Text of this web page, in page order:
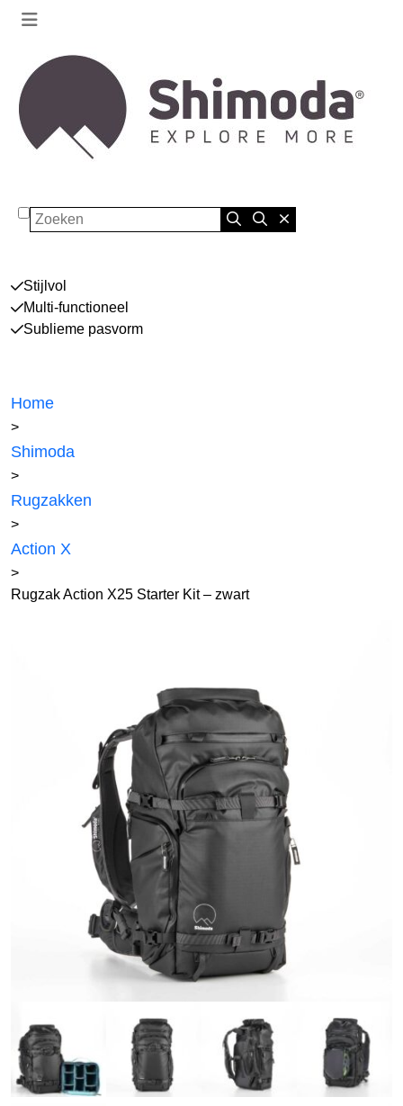
Zoeken
Stijlvol
Multi-functioneel
Sublieme pasvorm
Home
>
Shimoda
>
Rugzakken
>
Action X
>
Rugzak Action X25 Starter Kit – zwart